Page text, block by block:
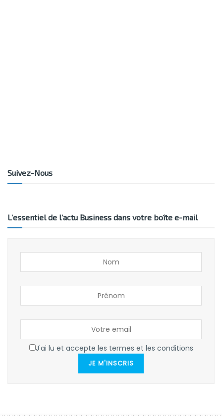
Suivez-Nous
L’essentiel de l’actu Business dans votre boîte e-mail
J'ai lu et accepte les termes et les conditions
JE M'INSCRIS